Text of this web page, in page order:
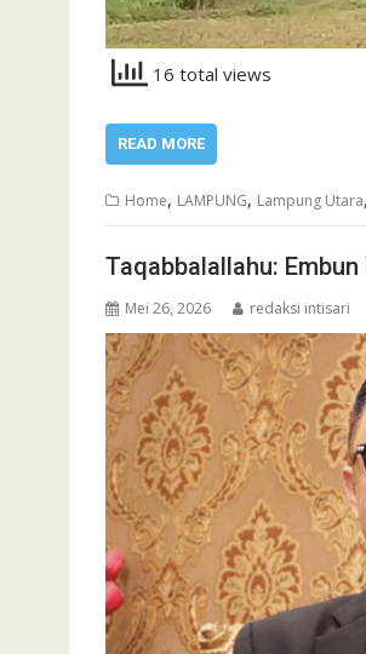
16 total views
READ MORE
Home, LAMPUNG, Lampung Utara,
Taqabbalallahu:
Mei 26, 2026 redaksi intisari